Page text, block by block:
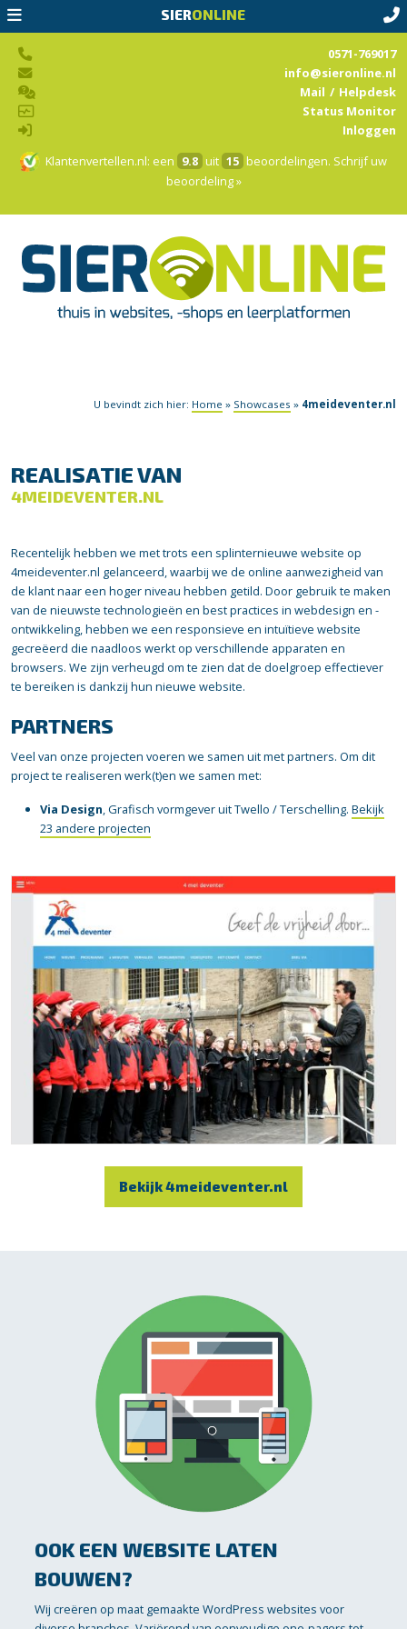
SIERONLINE
Klantenvertellen.nl: een 9.8 uit 15 beoordelingen. Schrijf uw
beoordeling »
0571-769017
info@sieronline.nl
Mail / Helpdesk
Status Monitor
Inloggen
U bevindt zich hier: Home » Showcases » 4meideventer.nl
Bekijk 4meideventer.nl
REALISATIE VAN
4MEIDEVENTER.NL
Recentelijk hebben we met trots een splinternieuwe website op
4meideventer.nl gelanceerd, waarbij we de online aanwezigheid van
de klant naar een hoger niveau hebben getild. Door gebruik te maken
van de nieuwste technologieën en best practices in webdesign en -
ontwikkeling, hebben we een responsieve en intuïtieve website
gecreëerd die naadloos werkt op verschillende apparaten en
browsers. We zijn verheugd om te zien dat de doelgroep effectiever
te bereiken is dankzij hun nieuwe website.
PARTNERS
Veel van onze projecten voeren we samen uit met partners. Om dit
project te realiseren werk(t)en we samen met:
Via Design, Grafisch vormgever uit Twello / Terschelling. Bekijk
23 andere projecten
OOK EEN WEBSITE LATEN
BOUWEN?
Wij creëren op maat gemaakte WordPress websites voor